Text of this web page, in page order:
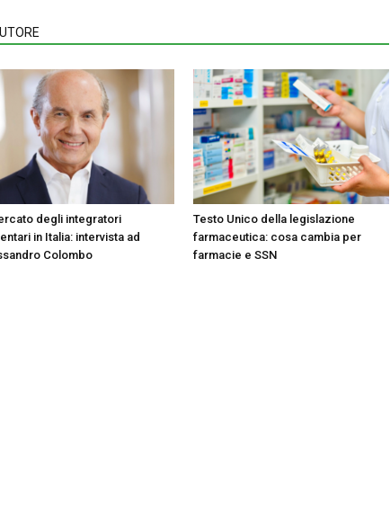
degli integratori
in Italia: intervista ad
Colombo
Testo Unico della legislazione
farmaceutica: cosa cambia per
farmacie e SSN